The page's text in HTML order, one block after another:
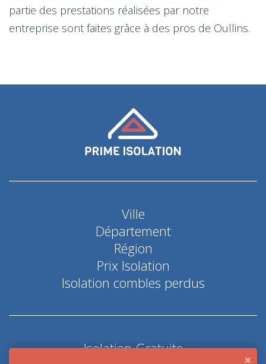
partie des prestations réalisées par notre
entreprise sont faites grâce à des pros de Oullins.
Ville
Département
Région
Prix Isolation
Isolation combles perdus
Isolation Gratuite